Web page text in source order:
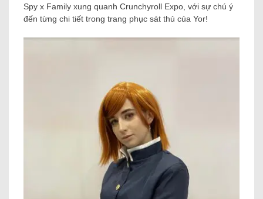
Spy x Family xung quanh Crunchyroll Expo, với sự chú ý
đến từng chi tiết trong trang phục sát thủ của Yor!